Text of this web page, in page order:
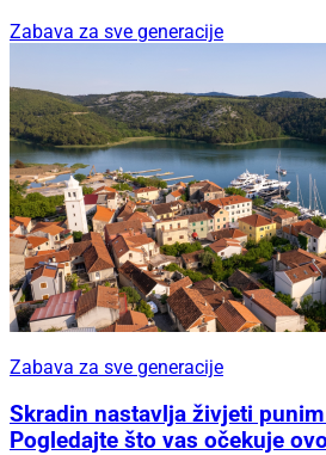
Zabava za sve generacije
Zabava za sve generacije
Skradin nastavlja živjeti
Pogledajte što vas očekuje